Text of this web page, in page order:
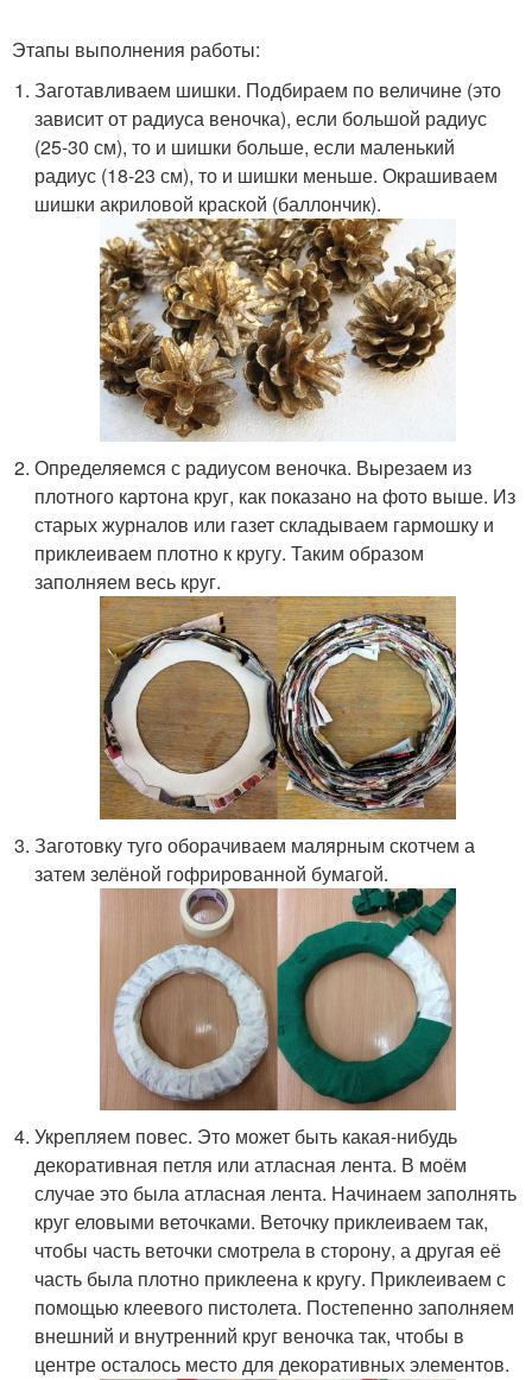
Этапы выполнения работы:
Заготавливаем шишки. Подбираем по величине (это
зависит от радиуса веночка), если большой радиус
(25-30 см), то и шишки больше, если маленький
радиус (18-23 см), то и шишки меньше. Окрашиваем
шишки акриловой краской (баллончик).
Определяемся с радиусом веночка. Вырезаем из
плотного картона круг, как показано на фото выше. Из
старых журналов или газет складываем гармошку и
приклеиваем плотно к кругу. Таким образом
заполняем весь круг.
Заготовку туго оборачиваем малярным скотчем а
затем зелёной гофрированной бумагой.
Укрепляем повес. Это может быть какая-нибудь
декоративная петля или атласная лента. В моём
случае это была атласная лента. Начинаем заполнять
круг еловыми веточками. Веточку приклеиваем так,
чтобы часть веточки смотрела в сторону, а другая её
часть была плотно приклеена к кругу. Приклеиваем с
помощью клеевого пистолета. Постепенно заполняем
внешний и внутренний круг веночка так, чтобы в
центре осталось место для декоративных элементов.